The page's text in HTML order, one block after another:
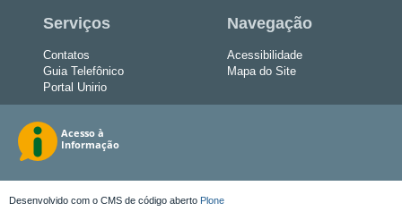
Serviços
Contatos
Guia Telefônico
Portal Unirio
Navegação
Acessibilidade
Mapa do Site
Desenvolvido com o CMS de código aberto Plone